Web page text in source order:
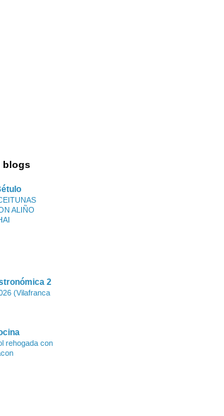
blogs
ALIÑO
2
(Vilafranca
rehogada con